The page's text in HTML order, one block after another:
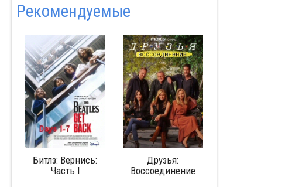
Pекомендуемые
Друзья:
Воссоединение
Изгоняющий
дьявола